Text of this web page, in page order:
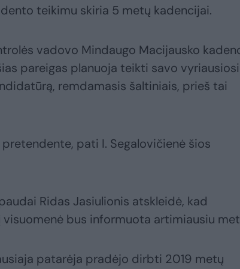
teikimu skiria 5 metų kadencijai.
vadovo Mindaugo Macijausko
pareigas planuoja teikti savo
remdamasis šaltiniais, prieš tai
pati I. Segalovičienė šios
Ridas Jasiulionis atskleidė, kad
bus informuota artimiausiu
patarėja pradėjo dirbti 2019 metų